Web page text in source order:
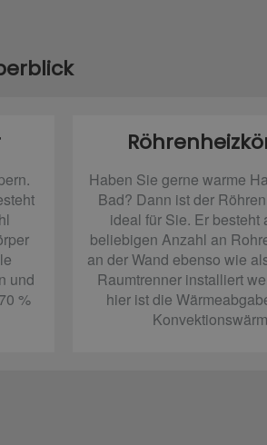
und
%
Haben Sie gerne warme
Bad? Dann ist der
ideal für Sie. Er besteht
beliebigen Anzahl an
an der Wand ebenso wie
Raumtrenner installiert
hier ist die